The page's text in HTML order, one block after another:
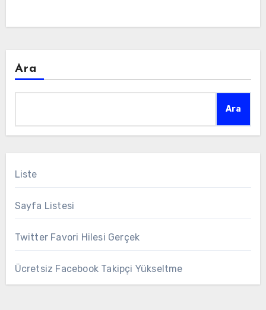
Ara
Ara
Liste
Sayfa Listesi
Twitter Favori Hilesi Gerçek
Ücretsiz Facebook Takipçi Yükseltme